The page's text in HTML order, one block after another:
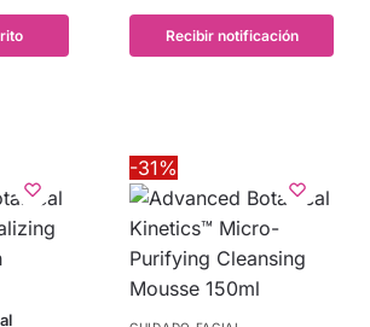
Recibir notificación
-31%